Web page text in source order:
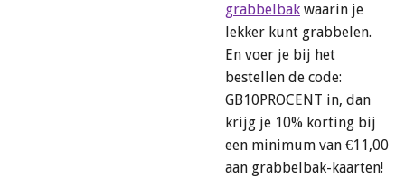
grabbelbak waarin je
lekker kunt grabbelen.
En voer je bij het
bestellen de code:
GB10PROCENT in, dan
krijg je 10% korting bij
een minimum van €11,00
aan grabbelbak-kaarten!